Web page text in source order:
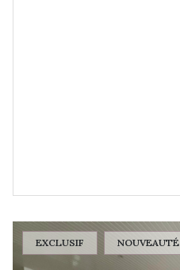
EXCLUSIF NOUVEAUTÉ